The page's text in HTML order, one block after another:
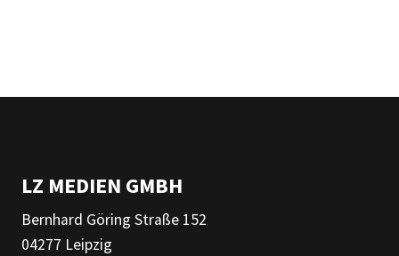
LZ MEDIEN GMBH
Bernhard Göring Straße 152
04277 Leipzig